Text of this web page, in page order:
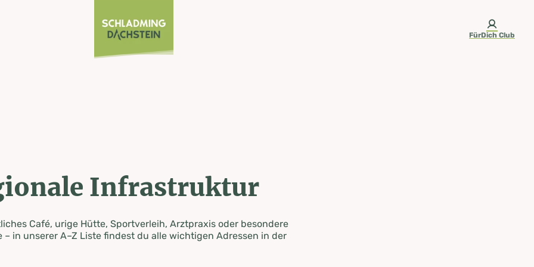
FürDich Club
Infrastruktur
Café, urige Hütte, Sportverleih, Arztpraxis oder besondere
– in unserer A–Z Liste findest du alle wichtigen Adressen in der